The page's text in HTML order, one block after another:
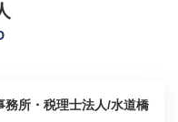
所・税理士法人/水道橋